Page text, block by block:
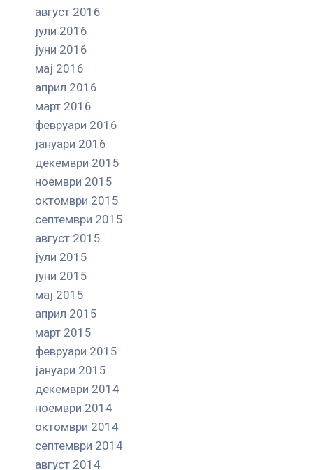
август 2016
јули 2016
јуни 2016
мај 2016
април 2016
март 2016
февруари 2016
јануари 2016
декември 2015
ноември 2015
октомври 2015
септември 2015
август 2015
јули 2015
јуни 2015
мај 2015
април 2015
март 2015
февруари 2015
јануари 2015
декември 2014
ноември 2014
октомври 2014
септември 2014
август 2014